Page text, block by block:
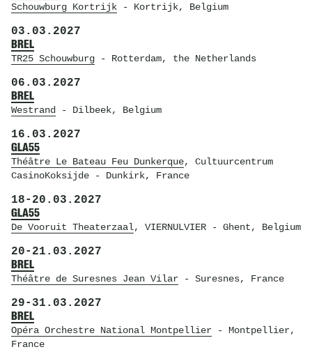
Schouwburg Kortrijk- Kortrijk, Belgium
03.03.2027
BREL
TR25 Schouwburg- Rotterdam, the Netherlands
06.03.2027
BREL
Westrand
- Dilbeek, Belgium
16.03.2027
GLA55
Théâtre Le Bateau Feu Dunkerque, Cultuurcentrum
CasinoKoksijde- Dunkirk, France
18- 20.03.2027
GLA55
De Vooruit Theaterzaal, VIERNULVIER- Ghent, Belgium
20- 21.03.2027
BREL
Théâtre de Suresnes Jean Vilar- Suresnes, France
29- 31.03.2027
BREL
Opéra Orchestre National Montpellier- Montpellier,
France